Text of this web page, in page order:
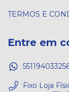
TERMOS E
Entre em
Fixo Loja